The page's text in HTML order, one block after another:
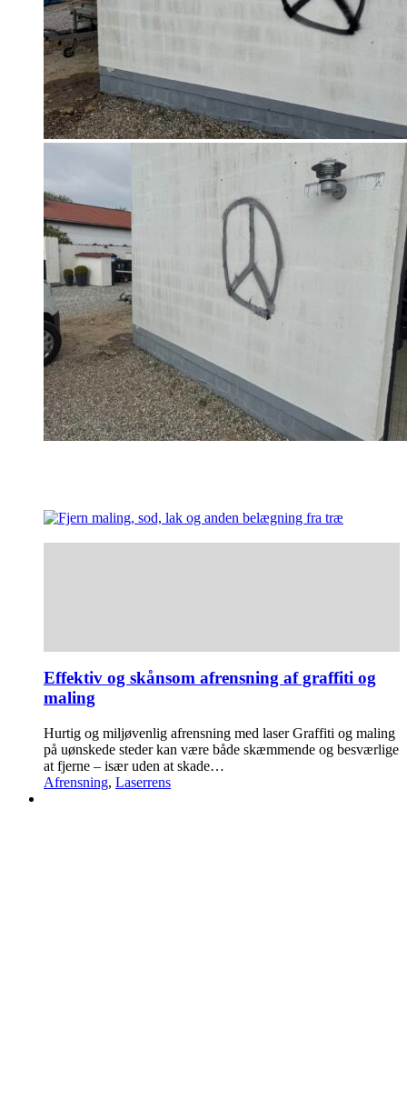
Effektiv og skånsom afrensning af graffiti og
maling
Hurtig og miljøvenlig afrensning med laser Graffiti og maling
på uønskede steder kan være både skæmmende og besværlige
at fjerne – især uden at skade…
Afrensning, Laserrens